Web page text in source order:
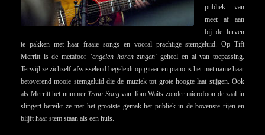
publiek van
meet af aan
bij de lurven
te pakken met haar fraaie songs en vooral prachtige stemgeluid. Op Tift
Merritt is de metafoor ‘engelen horen zingen’geheel en al van toepassing.
Terwijl ze zichzelf afwisselend begeleidt op gitaar en piano is het met name haar
betoverend mooie stemgeluid die de muziek tot grote hoogte laat stijgen. Ook
als Merritt het nummerTrain Songvan Tom Waits zonder microfoon de zaal in
slingert bereikt ze met het grootste gemak het publiek in de bovenste rijen en
blijft haar stem staan als een huis.